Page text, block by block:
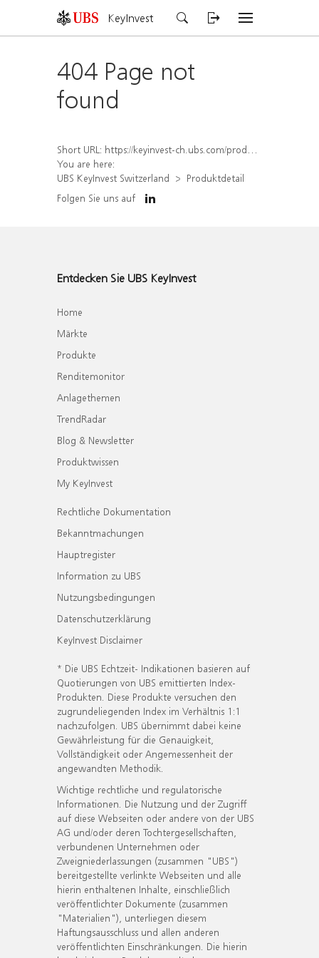
KeyInvest
404 Page not
found
Short URL: https://keyinvest-ch.ubs.com/produkt/detail/index/isin/CH1558307505
You are here:
UBS KeyInvest Switzerland
Produktdetail
Folgen Sie uns auf
Entdecken Sie UBS KeyInvest
Home
Märkte
Produkte
Renditemonitor
Anlagethemen
TrendRadar
Blog & Newsletter
Produktwissen
My KeyInvest
Rechtliche Dokumentation
Bekanntmachungen
Hauptregister
Information zu UBS
Nutzungsbedingungen
Datenschutzerklärung
KeyInvest Disclaimer
* Die UBS Echtzeit- Indikationen basieren auf
Quotierungen von UBS emittierten Index-
Produkten. Diese Produkte versuchen den
zugrundeliegenden Index im Verhältnis 1:1
nachzufolgen. UBS übernimmt dabei keine
Gewährleistung für die Genauigkeit,
Vollständigkeit oder Angemessenheit der
angewandten Methodik.
Wichtige rechtliche und regulatorische
Informationen. Die Nutzung und der Zugriff
auf diese Webseiten oder andere von der UBS
AG und/oder deren Tochtergesellschaften,
verbundenen Unternehmen oder
Zweigniederlassungen (zusammen "UBS")
bereitgestellte verlinkte Webseiten und alle
hierin enthaltenen Inhalte, einschließlich
veröffentlichter Dokumente (zusammen
"Materialien"), unterliegen diesem
Haftungsausschluss und allen anderen
veröffentlichten Einschränkungen. Die hierin